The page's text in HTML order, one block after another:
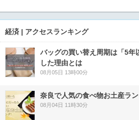
経済 | アクセスランキング
バッグの買い替え周期は「5
した理由とは
08月05日 13時00分
奈良で人気の食べ物お土産ラ
08月04日 11時30分